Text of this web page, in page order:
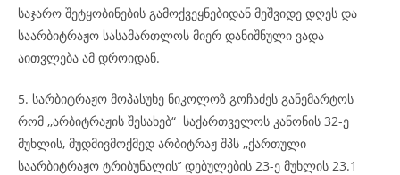
საჯარო შეტყობინების გამოქვეყნებიდან მეშვიდე დღეს და
საარბიტრაჟო სასამართლოს მიერ დანიშნული ვადა
აითვლება ამ დროიდან.
5. სარბიტრაჟო მოპასუხე ნიკოლოზ გოჩაძეს განემარტოს
რომ ,,არბიტრაჟის შესახებ“ საქართველოს კანონის 32-ე
მუხლის, მუდმივმოქმედ არბიტრაჟ შპს ,,ქართული
საარბიტრაჟო ტრიბუნალის’’ დებულების 23-ე მუხლის 23.1